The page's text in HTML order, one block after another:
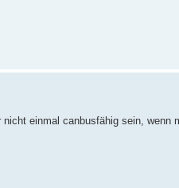
einmal canbusfähig sein, wenn